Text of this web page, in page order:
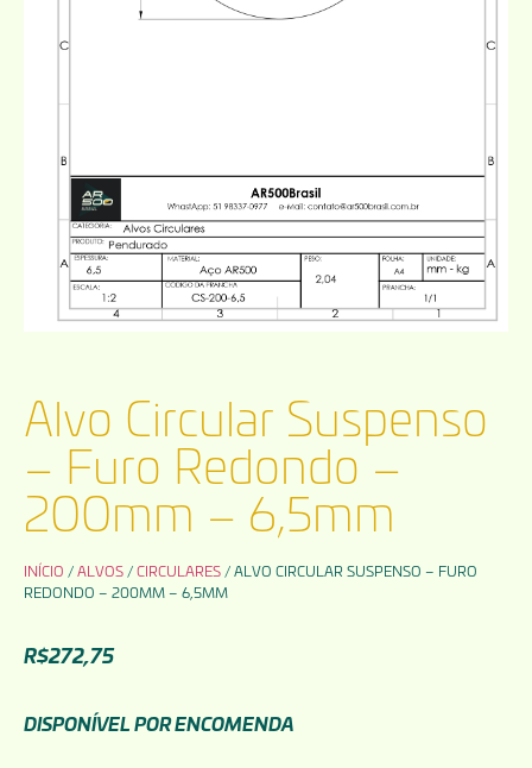
Alvo Circular Suspenso
– Furo Redondo –
200mm – 6,5mm
INÍCIO /ALVOS /CIRCULARES / ALVO CIRCULAR SUSPENSO – FURO
REDONDO – 200MM – 6,5MM
R$272,75
DISPONÍVEL POR ENCOMENDA